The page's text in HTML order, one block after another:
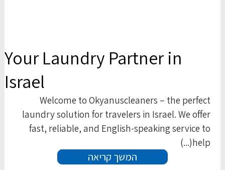
Your Laundry Partner in
Israel
Welcome to Okyanuscleaners – the perfect
laundry solution for travelers in Israel. We offer
fast, reliable, and English-speaking service to
help(...)
המשך קריאה